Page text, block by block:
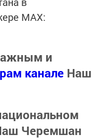
MАХ:
и
канале Наш
Черемшан